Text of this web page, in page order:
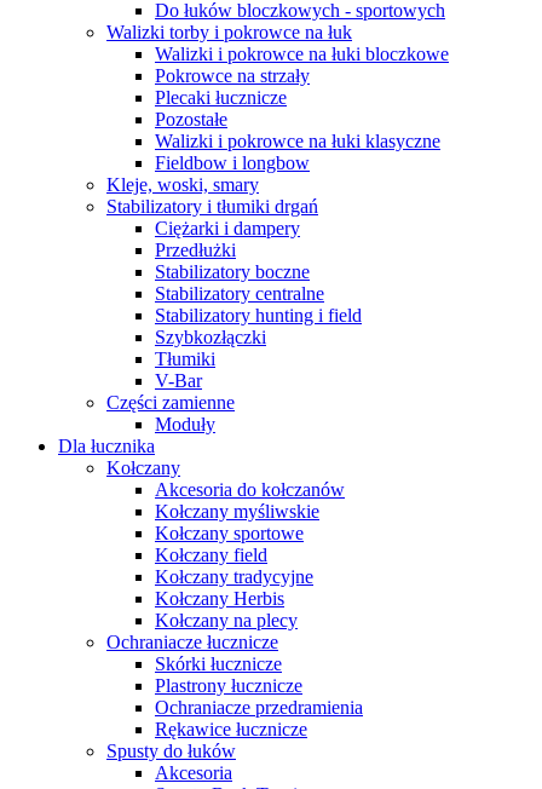
Do łuków bloczkowych - sportowych
Walizki torby i pokrowce na łuk
Walizki i pokrowce na łuki bloczkowe
Pokrowce na strzały
Plecaki łucznicze
Pozostałe
Walizki i pokrowce na łuki klasyczne
Fieldbow i longbow
Kleje, woski, smary
Stabilizatory i tłumiki drgań
Ciężarki i dampery
Przedłużki
Stabilizatory boczne
Stabilizatory centralne
Stabilizatory hunting i field
Szybkozłączki
Tłumiki
V-Bar
Części zamienne
Moduły
Dla łucznika
Kołczany
Akcesoria do kołczanów
Kołczany myśliwskie
Kołczany sportowe
Kołczany field
Kołczany tradycyjne
Kołczany Herbis
Kołczany na plecy
Ochraniacze łucznicze
Skórki łucznicze
Plastrony łucznicze
Ochraniacze przedramienia
Rękawice łucznicze
Spusty do łuków
Akcesoria